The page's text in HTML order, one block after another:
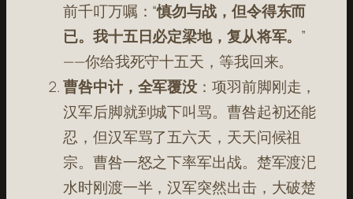
前千叮万嘱：“慎勿与战，但令得东而
已。我十五日必定梁地，复从将军。 ”
——你给我死守十五天，等我回来。
曹咎中计，全军覆没 ：项羽前脚刚走，
汉军后脚就到城下叫骂。曹咎起初还能
忍，但汉军骂了五六天，天天问候祖
宗。曹咎一怒之下率军出战。楚军渡汜
水时刚渡一半，汉军突然出击，大破楚